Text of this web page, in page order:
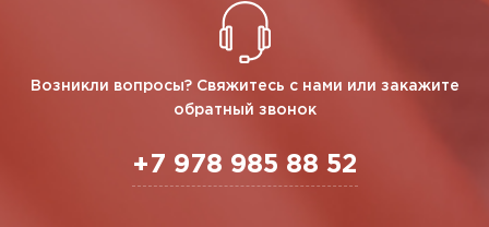
Возникли вопросы? Свяжитесь с нами или закажите
обратный звонок
+7 978 985 88 52